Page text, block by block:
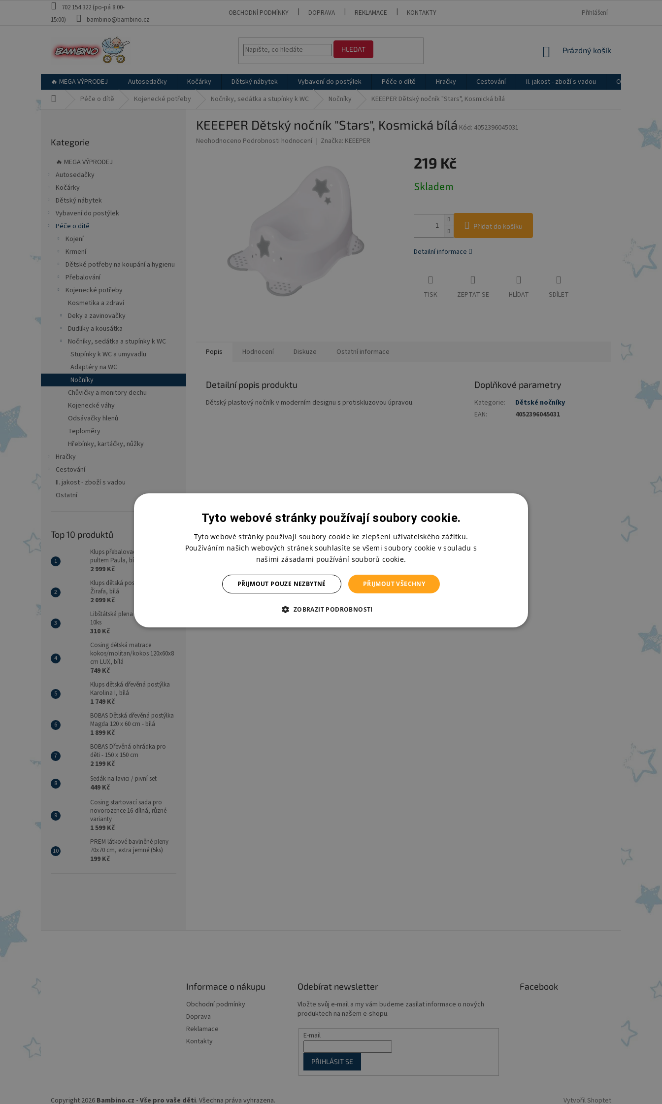
702 154 322 (po-pá 8:00-
15:00)
bambino@bambino.cz
OBCHODNÍ PODMÍNKY DOPRAVA REKLAMACE KONTAKTY Přihlášení
HLEDAT
NÁKUPNÍ
Prázdný košík
🔥 MEGA VÝPRODEJ Autosedačky Kočárky Dětský nábytek Vybavení do postýlek Péče o dítě Hračky Cestování II. jakost - zboží s vadou
Ostatní
Péče o dítě Kojenecké potřeby Nočníky, sedátka a stupínky k WC Nočníky KEEEPER Dětský nočník "Stars", Kosmická bílá
kategorie
Kategorie
🔥 MEGA VÝPRODEJ
Autosedačky
Kočárky
Dětský nábytek
Vybavení do postýlek
Péče o dítě
Kojení
Krmení
Dětské potřeby na koupání a hygienu
Přebalování
Kojenecké potřeby
Kosmetika a zdraví
Deky a zavinovačky
Dudlíky a kousátka
Nočníky, sedátka a stupínky k WC
Stupínky k WC a umyvadlu
Adaptéry na WC
Nočníky
Chůvičky a monitory dechu
Kojenecké váhy
Odsávačky hlenů
Teploměry
Hřebínky, kartáčky, nůžky
Hračky
Cestování
II. jakost - zboží s vadou
Ostatní
Top 10 produktů
Klups přebalovací komoda s
pultem Paula, bílá
2 999 Kč
Klups dětská postýlka Safari
Žirafa, bílá
2 099 Kč
Libštátská plena 70x70 - balení
10ks
310 Kč
Cosing dětská matrace
kokos/molitan/kokos 120x60x8
cm LUX, bílá
749 Kč
Klups dětská dřevěná postýlka
Karolina I, bílá
1 749 Kč
BOBAS Dětská dřevěná postýlka
Magda 120 x 60 cm - bílá
1 899 Kč
BOBAS Dřevěná ohrádka pro
děti - 150 x 150 cm
2 199 Kč
Sedák na lavici / pivní set
449 Kč
Cosing startovací sada pro
novorozence 16-dílná, různé
varianty
1 599 Kč
PREM látkové bavlněné pleny
70x70 cm, extra jemné (5ks)
199 Kč
KEEEPER Dětský nočník "Stars", Kosmická bílá Kód: 4052396045031
Průměrné
Neohodnoceno Podrobnosti hodnocení Značka: KEEEPER
219 Kč
cena:
Skladem
Přidat do košíku
Detailní informace
TISK ZEPTAT SE HLÍDAT SDÍLET
Popis Hodnocení Diskuze Ostatní informace
Detailní popis produktu
Dětský plastový nočník v moderním designu s protiskluzovou úpravou.
Doplňkové parametry
Kategorie:
Dětské nočníky
EAN: 4052396045031
p
Informace o nákupu
Obchodní podmínky
Doprava
Reklamace
Kontakty
Odebírat newsletter
Vložte svůj e-mail a my vám budeme zasílat informace o nových
produktech na našem e-shopu.
E-mail
PŘIHLÁSIT SE
Facebook
Vytvořil Shoptet
Copyright 2026 Bambino.cz - Vše pro vaše děti. Všechna práva vyhrazena.
Tyto webové stránky používají soubory cookie.
Tyto webové stránky používají soubory cookie ke zlepšení uživatelského zážitku.
Používáním našich webových stránek souhlasíte se všemi soubory cookie v souladu s
našimi zásadami používání souborů cookie.
PŘIJMOUT VŠECHNY
PŘIJMOUT POUZE NEZBYTNÉ
ZOBRAZIT PODROBNOSTI